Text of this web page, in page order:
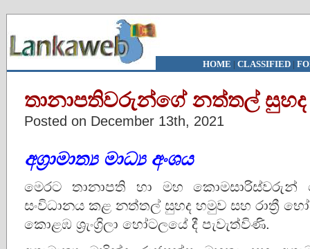
HOME | CLASSIFIED|
තානාපතිවරුන්ගේ නත්තල්
Posted on December 13th, 2021
අග්‍රාමාත්‍ය මාධ්‍ය අංශය
මෙරට තානාපති හා මහ කොමසාරිස්වරුන්
සංවිධානය කළ නත්තල් සුහද හමුව සහ රාත්‍රී
කොළඹ ශ්‍රැංග්‍රිලා හෝටලයේ දී පැවැත්විණි.